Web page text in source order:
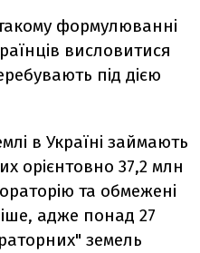
формулюванні
висловитися
під дією
в Україні займають
орієнтовно 37,2 млн
та обмежені
адже понад 27
земель